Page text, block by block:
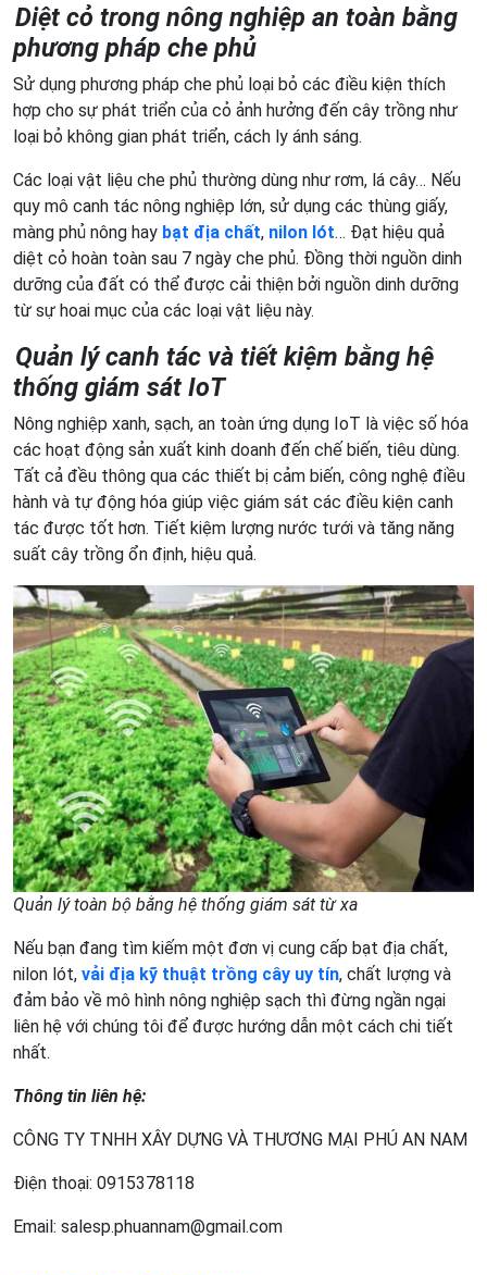
Diệt cỏ trong nông nghiệp an toàn bằng
phương pháp che phủ
Sử dụng phương pháp che phủ loại bỏ các điều kiện thích
hợp cho sự phát triển của cỏ ảnh hưởng đến cây trồng như
loại bỏ không gian phát triển, cách ly ánh sáng.
Các loại vật liệu che phủ thường dùng như rơm, lá cây… Nếu
quy mô canh tác nông nghiệp lớn, sử dụng các thùng giấy,
màng phủ nông hay bạt địa chất, nilon lót… Đạt hiệu quả
diệt cỏ hoàn toàn sau 7 ngày che phủ. Đồng thời nguồn dinh
dưỡng của đất có thể được cải thiện bởi nguồn dinh dưỡng
từ sự hoai mục của các loại vật liệu này.
Quản lý canh tác và tiết kiệm bằng hệ
thống giám sát IoT
Nông nghiệp xanh, sạch, an toàn ứng dụng IoT là việc số hóa
các hoạt động sản xuất kinh doanh đến chế biến, tiêu dùng.
Tất cả đều thông qua các thiết bị cảm biến, công nghệ điều
hành và tự động hóa giúp việc giám sát các điều kiện canh
tác được tốt hơn. Tiết kiệm lượng nước tưới và tăng năng
suất cây trồng ổn định, hiệu quả.
Quản lý toàn bộ bằng hệ thống giám sát từ xa
Nếu bạn đang tìm kiếm một đơn vị cung cấp bạt địa chất,
nilon lót, vải địa kỹ thuật trồng cây uy tín, chất lượng và
đảm bảo về mô hình nông nghiệp sạch thì đừng ngần ngại
liên hệ với chúng tôi để được hướng dẫn một cách chi tiết
nhất.
Thông tin liên hệ:
CÔNG TY TNHH XÂY DỰNG VÀ THƯƠNG MẠI PHÚ AN NAM
Điện thoại: 0915378118
Email: salesp.phuannam@gmail.com